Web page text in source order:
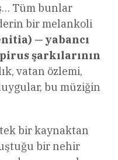
Tüm bunlar
bir melankoli
— yabancı
şarkılarının
vatan özlemi,
bu müziğin
tek bir kaynaktan
bir nehir